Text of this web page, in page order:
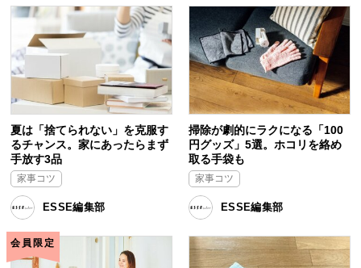
夏は「捨てられない」を克服す
るチャンス。家にあったらまず
手放す3品
家事コツ
ESSE編集部
掃除が劇的にラクになる「100
円グッズ」5選。ホコリを絡め
取る手袋も
家事コツ
ESSE編集部
会員限定